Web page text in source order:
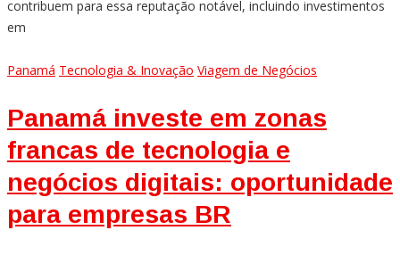
contribuem para essa reputação notável, incluindo investimentos
em
Panamá Tecnologia & Inovação Viagem de Negócios
Panamá investe em zonas
francas de tecnologia e
negócios digitais: oportunidade
para empresas BR